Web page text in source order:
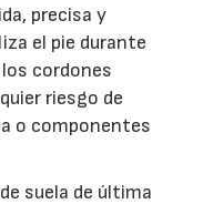
precisa y
el pie durante
cordones
riesgo de
o componentes
suela de última